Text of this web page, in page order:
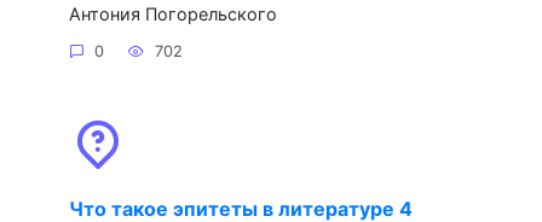
Антония Погорельского
0 702
Что такое эпитеты в литературе 4